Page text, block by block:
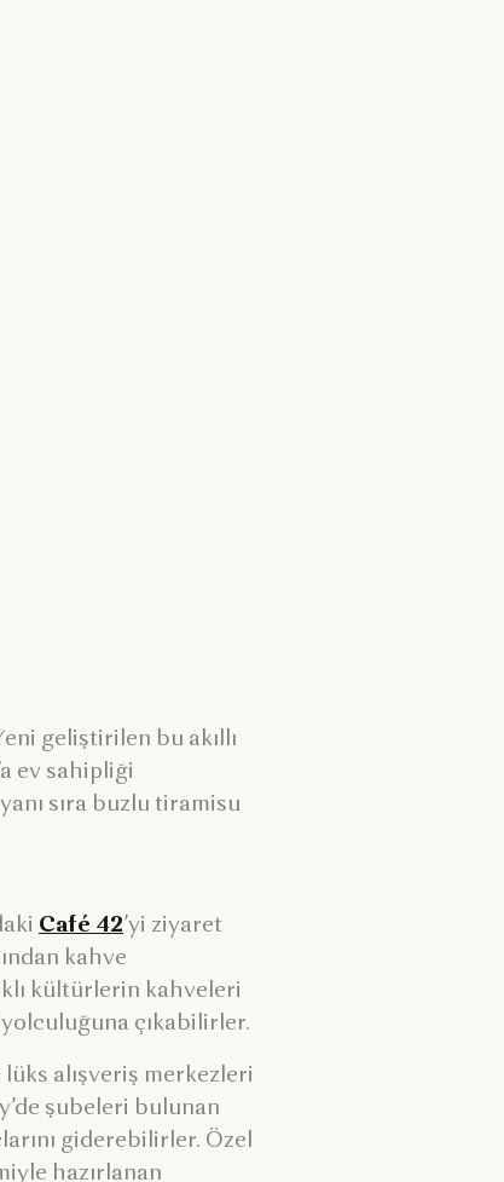
geliştirilen bu akıllı
ev sahipliği
sıra buzlu tiramisu
Café 42’yi ziyaret
kahve
kültürlerin kahveleri
çıkabilirler.
lüks alışveriş merkezleri
şubeleri bulunan
giderebilirler. Özel
hazırlanan